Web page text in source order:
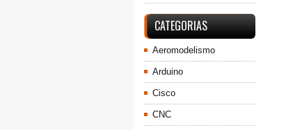
CATEGORIAS
Aeromodelismo
Arduino
Cisco
CNC